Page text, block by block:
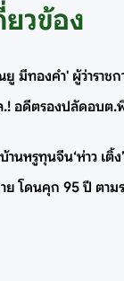
ยวข้อง
มีทองคำ' ผู้ว่าราช
อดีตรองปลัดอบต.
นหรูทุนจีน‘ห่าว เติ้
โดนคุก 95 ปี ตา